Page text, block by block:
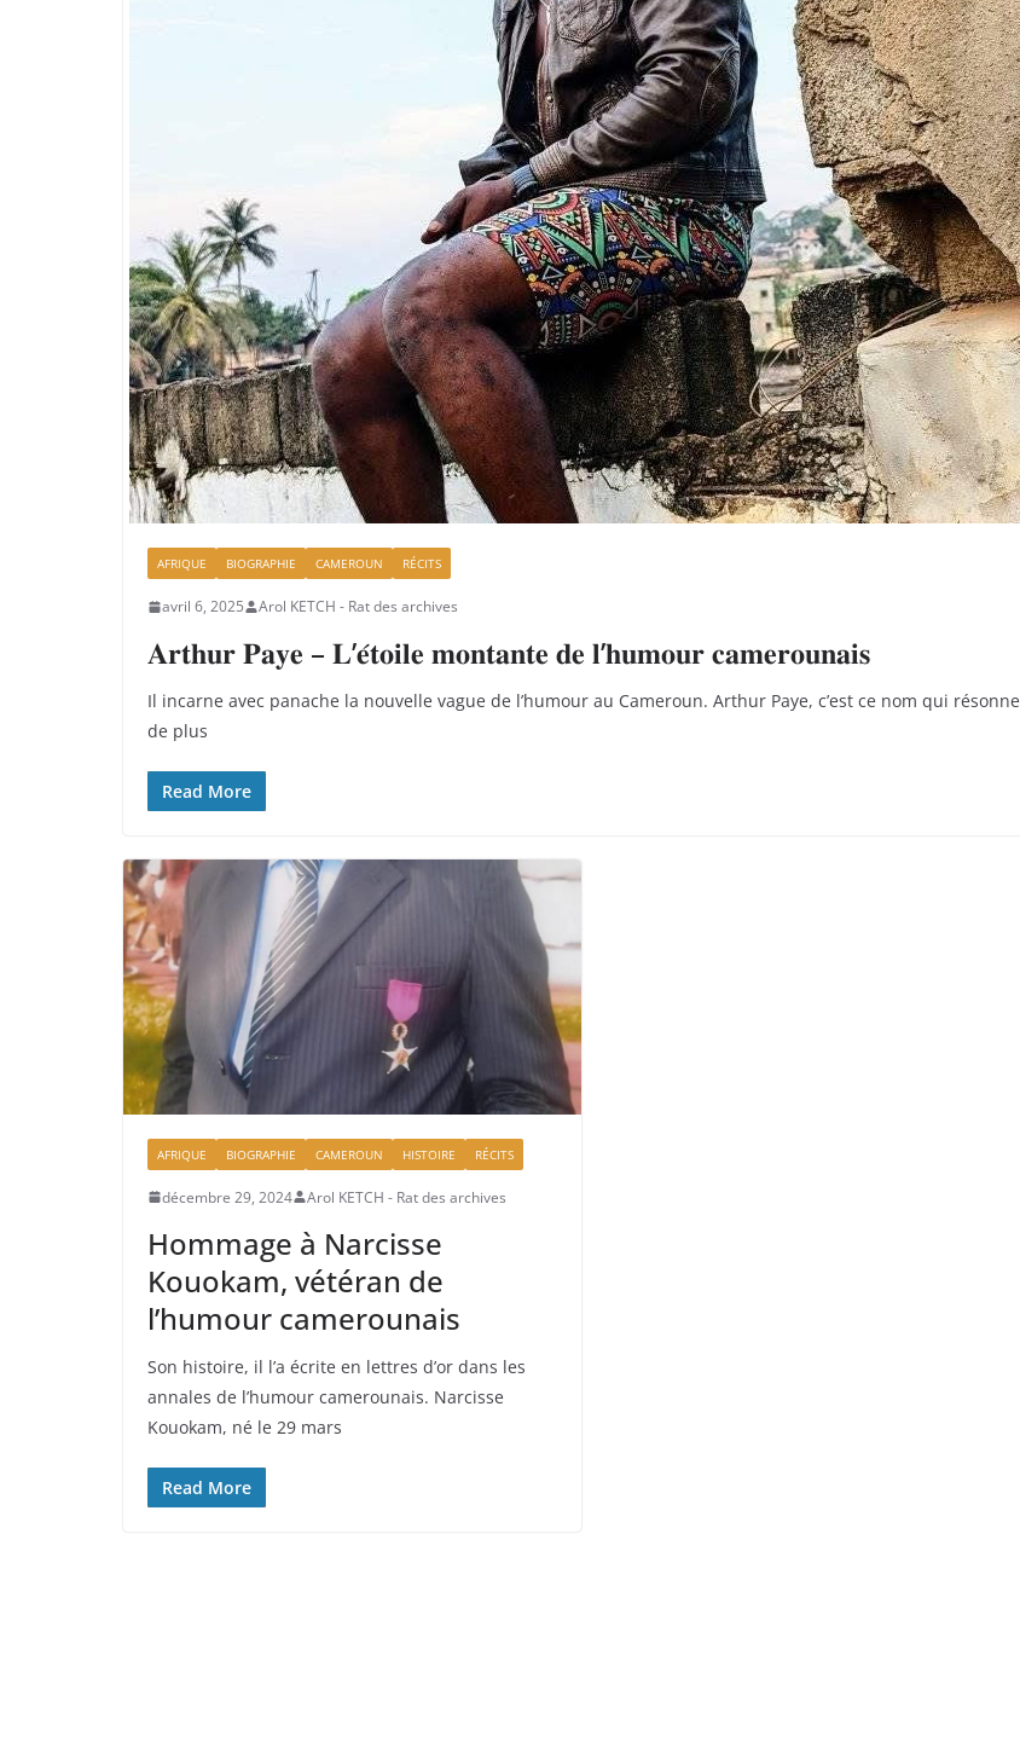
AFRIQUE BIOGRAPHIE CAMEROUN RÉCITS
avril 6, 2025 Arol KETCH - Rat des archives
𝐀𝐫𝐭𝐡𝐮𝐫 𝐏𝐚𝐲𝐞 – 𝐋’𝐞́𝐭𝐨𝐢𝐥𝐞 𝐦𝐨𝐧𝐭𝐚𝐧𝐭𝐞 𝐝𝐞 𝐥’𝐡𝐮𝐦𝐨𝐮𝐫 𝐜𝐚𝐦𝐞𝐫𝐨𝐮𝐧𝐚𝐢𝐬
Il incarne avec panache la nouvelle vague de l’humour au Cameroun. Arthur Paye, c’est ce nom qui résonne
de plus
Read More
AFRIQUE BIOGRAPHIE CAMEROUN HISTOIRE RÉCITS
décembre 29, 2024 Arol KETCH - Rat des archives
Hommage à Narcisse
Kouokam, vétéran de
l’humour camerounais
Son histoire, il l’a écrite en lettres d’or dans les
annales de l’humour camerounais. Narcisse
Kouokam, né le 29 mars
Read More